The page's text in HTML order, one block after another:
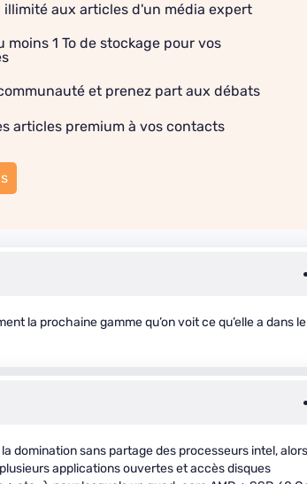
illimité aux articles d'un média expert
moins 1 To de stockage pour vos
et prenez part aux débats
articles premium à vos contacts
la prochaine gamme qu’on voit ce qu’elle a dans le
domination sans partage des processeurs intel, alors
applications ouvertes et accès disques